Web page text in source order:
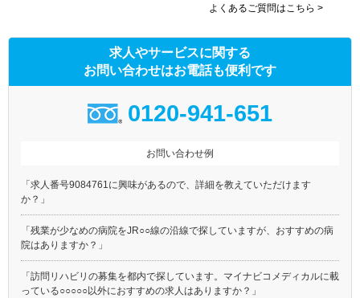
よくあるご質問はこちら >
求人やサービスに関する
お問い合わせはお電話も便利です
0120-941-651
お問い合わせ例
「求人番号9084761に興味があるので、詳細を教えていただけます
か？」
「残業が少なめの病院をJR○○線の沿線で探していますが、おすすめの病
院はありますか？」
「訪問リハビリの募集を都内で探しています。マイナビコメディカルに載
っている○○○○○以外におすすめの求人はありますか？」